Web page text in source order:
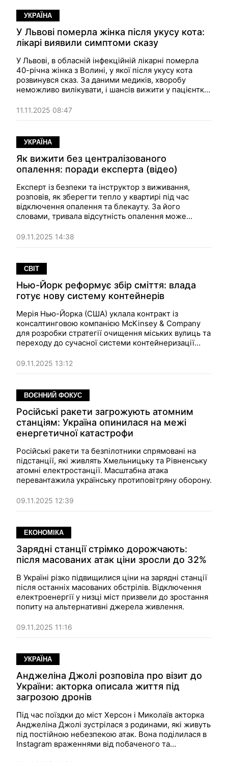
УКРАЇНА
У Львові померла жінка після укусу кота:
лікарі виявили симптоми сказу
У Львові, в обласній інфекційній лікарні померла
40-річна жінка з Волині, у якої після укусу кота
розвинувся сказ. За даними медиків, хворобу
неможливо вилікувати, і шансів вижити у пацієнтки
11.11.2025 08:47
УКРАЇНА
Як вижити без централізованого
опалення: поради експерта (відео)
Експерт із безпеки та інструктор з виживання,
розповів, як зберегти тепло у квартирі під час
відключення опалення та блекауту. За його
словами, тривала відсутність опалення може
особливо у старих будинках.
09.11.2025 14:38
СВІТ
Нью-Йорк реформує збір сміття: влада
готує нову систему контейнерів
Мерія Нью-Йорка (США) уклала контракт із
консалтинговою компанією McKinsey & Company
для розробки стратегії очищення міських вулиць та
переходу до сучасної системи контейнеризації
програму, яка дозволить позбутися сміття на
тротуарах і зменшити кількість гризунів у місті.
09.11.2025 13:12
ВОЄННИЙ ФОКУС
Російські ракети загрожують атомним
станціям: Україна опинилася на межі
енергетичної катастрофи
Російські ракети та безпілотники спрямовані на
підстанції, які живлять Хмельницьку та Рівненську
атомні електростанції. Масштабна атака
перевантажила українську протиповітряну оборону.
09.11.2025 12:39
ЕКОНОМІКА
Зарядні станції стрімко дорожчають:
після масованих атак ціни зросли до 32%
В Україні різко підвищилися ціни на зарядні станції
після останніх масованих обстрілів. Відключення
електроенергії у низці міст призвели до зростання
попиту на альтернативні джерела живлення.
09.11.2025 11:16
УКРАЇНА
Анджеліна Джолі розповіла про візит до
України: акторка описала життя під
загрозою дронів
Під час поїздки до міст Херсон і Миколаїв акторка
Анджеліна Джолі зустрілася з родинами, які живуть
під постійною небезпекою атак. Вона поділилася в
Instagram враженнями від побаченого та